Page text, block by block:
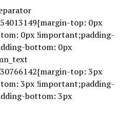
top: 0px
0px !important;padding-
bottom: 0px
top: 3px
3px !important;padding-
bottom: 3px